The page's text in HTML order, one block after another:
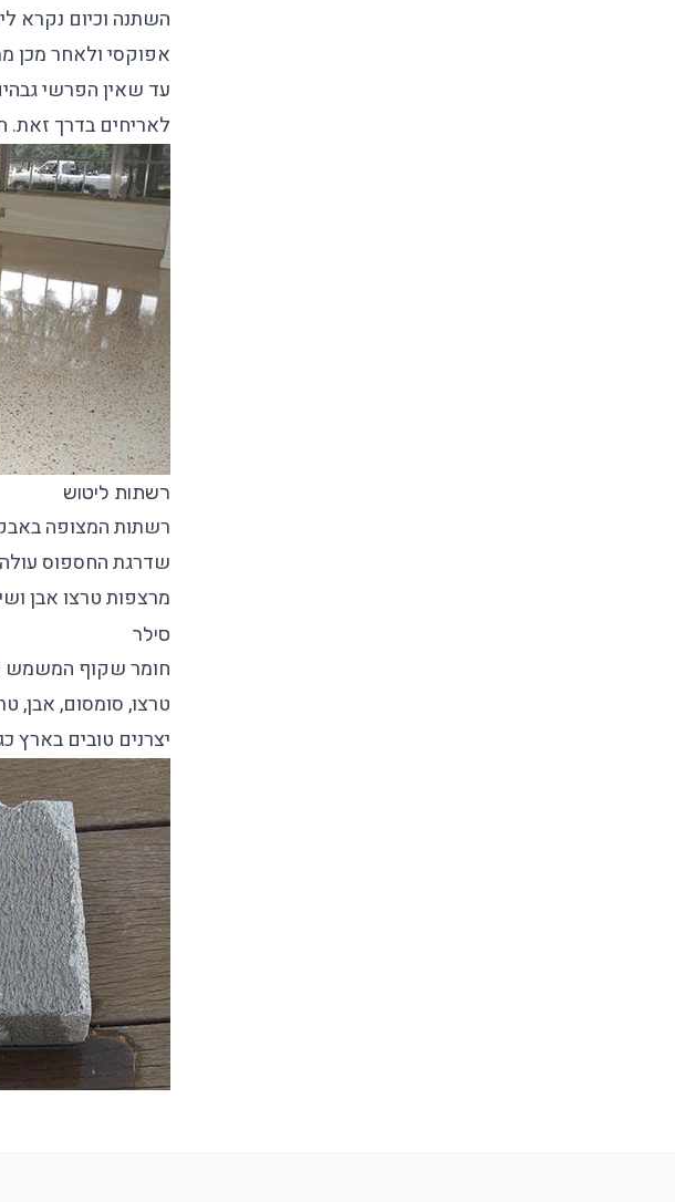
השתנה וכיום נקרא
אפוקסי ולאחר מכן
עד שאין הפרשי
לאריחים בדרך זאת.
רשתות ליטוש
רשתות המצופה
שדרגת החספוס
מרצפות טרצו אבן
סילר
חומר שקוף המשמש
טרצו, סומסום, אבן,
יצרנים טובים בארץ